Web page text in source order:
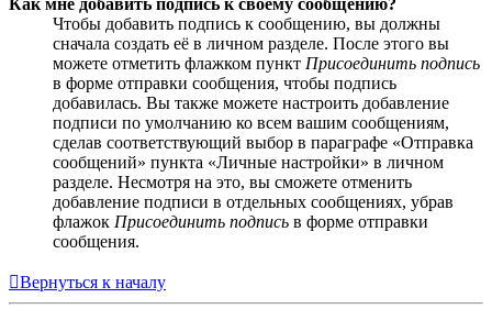
Чтобы добавить подпись к сообщению, вы должны
сначала создать её в личном разделе. После этого вы
можете отметить флажком пункт Присоединить подпись
в форме отправки сообщения, чтобы подпись
добавилась. Вы также можете настроить добавление
подписи по умолчанию ко всем вашим сообщениям,
сделав соответствующий выбор в параграфе «Отправка
сообщений» пункта «Личные настройки» в личном
разделе. Несмотря на это, вы сможете отменить
добавление подписи в отдельных сообщениях, убрав
флажок Присоединить подпись в форме отправки
сообщения.
Вернуться к началу